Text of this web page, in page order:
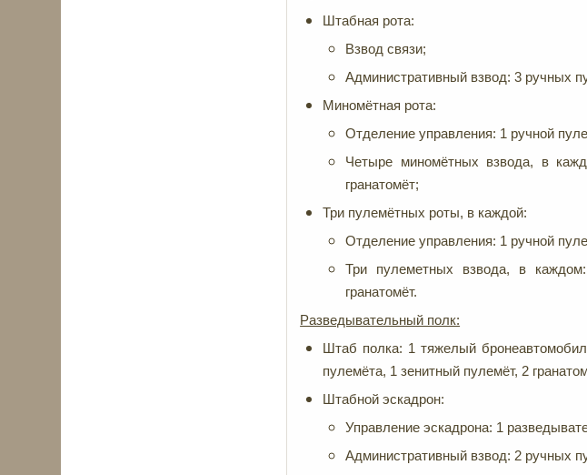
Штабная рота:
Взвод связи;
Административный взвод: 3 ручных
Миномётная рота:
Отделение управления: 1 ручной
Четыре миномётных взвода, в
гранатомёт;
Три пулемётных роты, в каждой:
Отделение управления: 1 ручной
Три пулеметных взвода, в
гранатомёт.
Разведывательный полк:
Штаб полка: 1 тяжелый
пулемёта, 1 зенитный пулемёт, 2
Штабной эскадрон:
Управление эскадрона: 1
Административный взвод: 2 ручных